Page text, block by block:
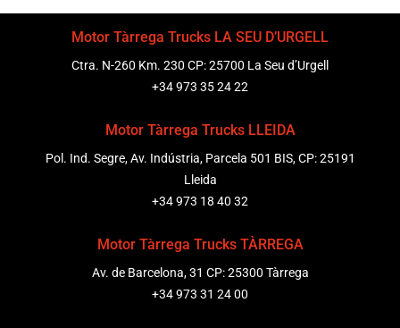
Motor Tàrrega Trucks LA SEU D’URGELL
Ctra. N-260 Km. 230 CP: 25700 La Seu d’Urgell
+34 973 35 24 22
Motor Tàrrega Trucks LLEIDA
Pol. Ind. Segre, Av. Indústria, Parcela 501 BIS, CP: 25191
Lleida
+34 973 18 40 32
Motor Tàrrega Trucks TÀRREGA
Av. de Barcelona, 31 CP: 25300 Tàrrega
+34 973 31 24 00